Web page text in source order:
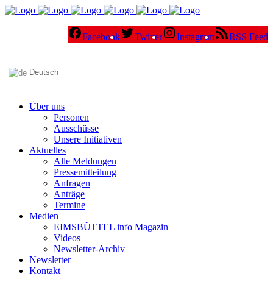
Facebook Twitter Instagram RSS Feed
Deutsch
Über uns
Personen
Ausschüsse
Unsere Initiativen
Aktuelles
Alle Meldungen
Pressemitteilung
Anfragen
Anträge
Termine
Medien
EIMSBÜTTEL info Magazin
Videos
Newsletter-Archiv
Newsletter
Kontakt